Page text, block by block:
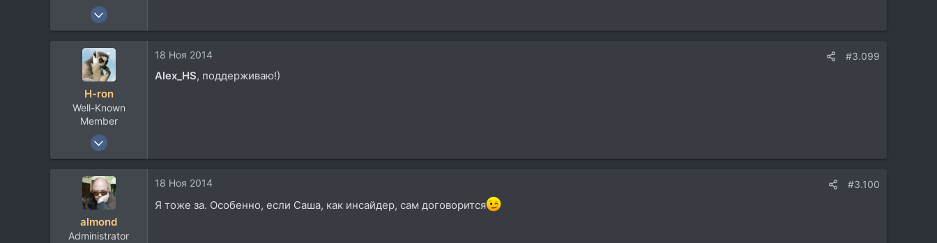
29 Сен 2006
дер. Зюзино
H-ron
Well-Known
Member
13 Апр 2011
5.822
Москва
18 Ноя 2014 #3.099
Alex_HS, поддерживаю!)
almond
Administrator
18 Ноя 2014 #3.100
Я тоже за. Особенно, если Саша, как инсайдер, сам договорится